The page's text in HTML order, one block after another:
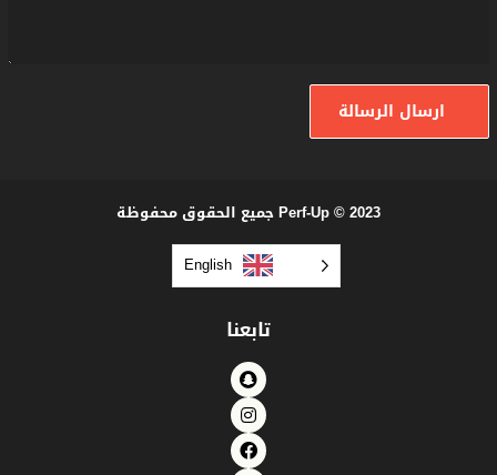
ارسال الرسالة
Perf-Up © 2023 جميع الحقوق محفوظة
English
تابعنا